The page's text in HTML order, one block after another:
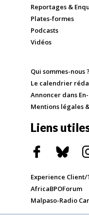
Reportages &
Plates-formes
Podcasts
Vidéos
Qui sommes-nous ?
Le calendrier
Annoncer dans
Mentions légales
Liens
Experience
AfricaBPOForum
Malpaso-Radio